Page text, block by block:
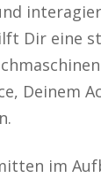
Dir eine
Deinem
im